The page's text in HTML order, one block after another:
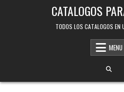
CATALOGOS
TODOS LOS CATALOGOS EN
MENU